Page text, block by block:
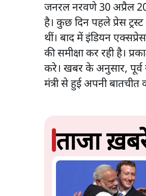
जनरल नरवणे 30 अप्रैल
है। कुछ दिन पहले प्रेस
थीं। बाद में इंडियन
की समीक्षा कर रही है।
करे। खबर के अनुसार,
मंत्री से हुई अपनी बातचीत
ताजा